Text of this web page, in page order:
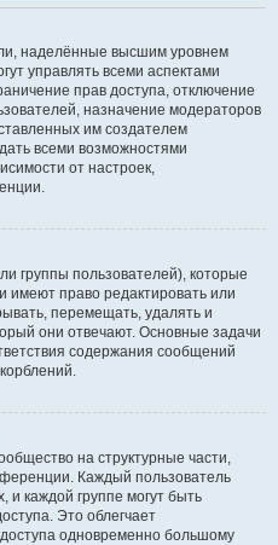
наделённые высшим уровнем
управлять всеми аспектами
прав доступа, отключение
назначение модераторов
им создателем
всеми возможностями
от настроек,
группы пользователей), которые
право редактировать или
перемещать, удалять и
они отвечают. Основные задачи
содержания сообщений
на структурные части,
Каждый пользователь
и каждой группе могут быть
Это облегчает
одновременно большому